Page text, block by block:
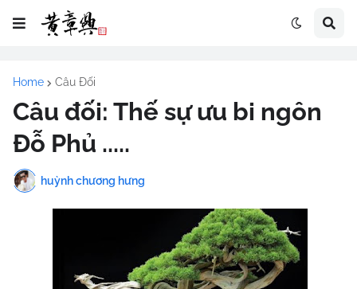
Home Câu Đối
Câu đối: Thế sự ưu bi ngôn
Đỗ Phủ .....
huỳnh chương hưng